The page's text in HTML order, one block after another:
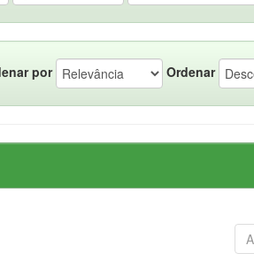
por Ordenar